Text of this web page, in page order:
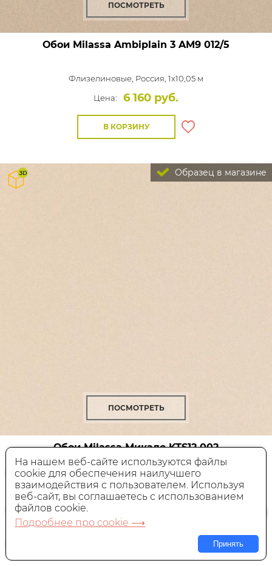
ПОСМОТРЕТЬ
Обои Milassa Ambiplain 3 AM9 012/5
Флизелиновые, Россия, 1x10,05 м
Цена:
6 160 руб.
В КОРЗИНУ
Образец в магазине
ПОСМОТРЕТЬ
Обои Milassa МикадоKTS12 002
Флизелиновые,Россия, 1x10,05 м
Цена:
6 160 руб.
В КОРЗИНУ
На нашем веб-сайте используются файлы
cookie для обеспечения наилучшего
взаимодействия с пользователем. Используя
веб-сайт, вы соглашаетесь с использованием
файлов cookie.
Подробнее про cookie ⟶
Принять